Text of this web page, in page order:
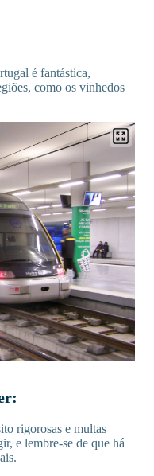
é fantástica,
como os vinhedos
rigorosas e multas
e lembre-se de que há